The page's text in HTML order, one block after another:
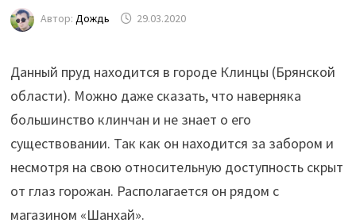
Автор: Дождь 29.03.2020
Данный пруд находится в городе Клинцы (Брянской
области). Можно даже сказать, что наверняка
большинство клинчан и не знает о его
существовании. Так как он находится за забором и
несмотря на свою относительную доступность скрыт
от глаз горожан. Располагается он рядом с
магазином «Шанхай».